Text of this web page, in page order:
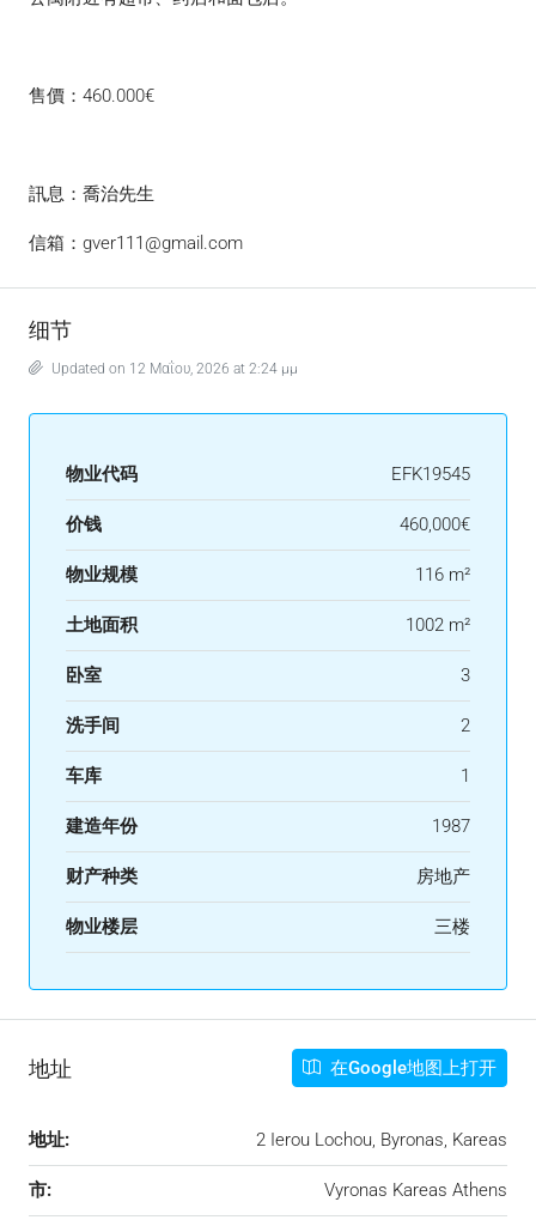
售價：460.000€
訊息：喬治先生
信箱：gver111@gmail.com
细节
Updated on 12 Μαΐου, 2026 at 2:24 μμ
物业代码 EFK19545
价钱 460,000€
物业规模 116 m²
土地面积 1002 m²
卧室 3
洗手间 2
车库 1
建造年份 1987
财产种类 房地产
物业楼层 三楼
地址 在Google地图上打开
地址: 2 Ierou Lochou, Byronas, Kareas
市: Vyronas Kareas Athens